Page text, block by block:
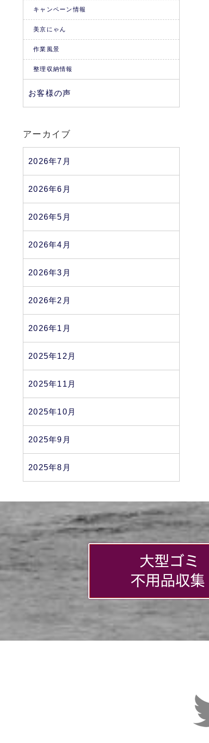
キャンペーン情報
美京にゃん
作業風景
整理収納情報
お客様の声
アーカイブ
2026年7月
2026年6月
2026年5月
2026年4月
2026年3月
2026年2月
2026年1月
2025年12月
2025年11月
2025年10月
2025年9月
2025年8月